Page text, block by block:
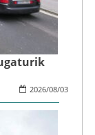
2026/08/03